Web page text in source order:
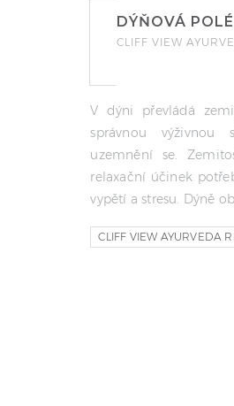
DÝŇOVÁ
CLIFF VIEW
V dýni převládá
správnou
uzemnění se.
relaxační účinek
vypětí a stresu. Dýně
CLIFF VIEW AYURVEDA